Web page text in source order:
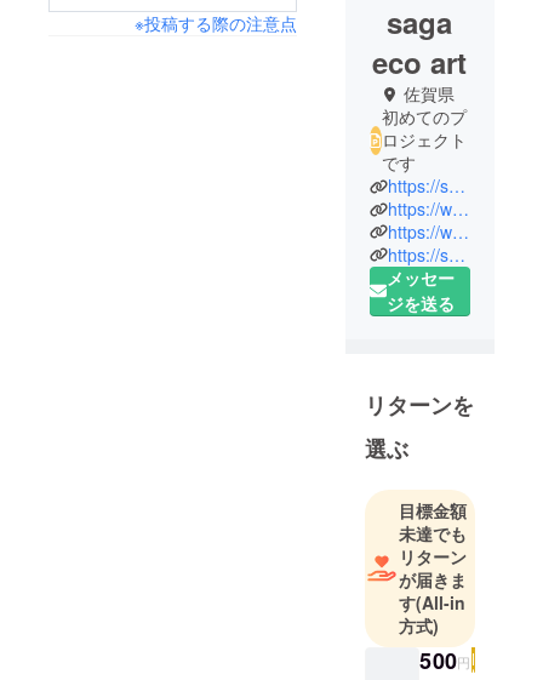
※投稿する際の注意点
saga
eco art
佐賀県
初めてのプ
ロジェクト
です
https://sagaeco.sagafan.jp/
https://www.facebook.com/sagaeco/
https://www.npo-homepage.go.jp/npoportal/detail/041000084
https://sagaeco.sagafan.jp/e955826.html
メッセー
ジを送る
リターンを
選ぶ
目標金額
未達でも
リターン
が届きま
す(All-in
方式)
500円